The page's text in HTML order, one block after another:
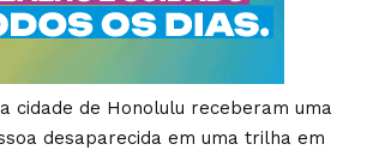
cidade de Honolulu receberam uma
desaparecida em uma trilha em